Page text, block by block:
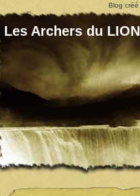
Blog créé
Les Archers du LION